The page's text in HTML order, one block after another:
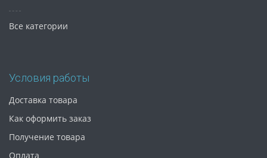
Все категории
Условия работы
Доставка товара
Как оформить заказ
Получение товара
Оплата